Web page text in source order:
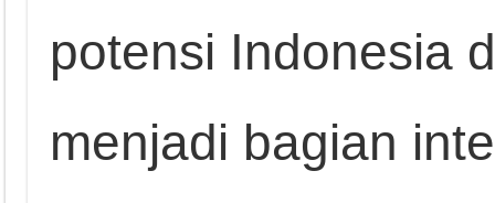
potensi Indonesia
menjadi bagian